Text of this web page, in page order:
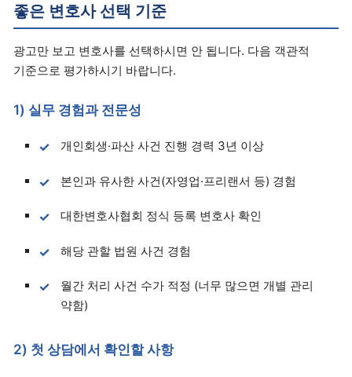
좋은 변호사 선택 기준
광고만 보고 변호사를 선택하시면 안 됩니다. 다음 객관적
기준으로 평가하시기 바랍니다.
1) 실무 경험과 전문성
개인회생·파산 사건 진행 경력 3년 이상
본인과 유사한 사건(자영업·프리랜서 등) 경험
대한변호사협회 정식 등록 변호사 확인
해당 관할 법원 사건 경험
월간 처리 사건 수가 적정 (너무 많으면 개별 관리
약함)
2) 첫 상담에서 확인할 사항